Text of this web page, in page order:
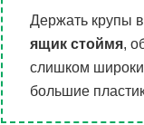
Держать крупы в
ящик стоймя,
слишком
большие